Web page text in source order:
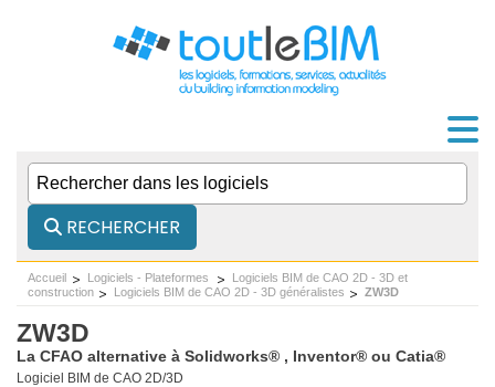
RECHERCHER
Accueil Logiciels - Plateformes
Logiciels BIM de CAO 2D - 3D et
construction
Logiciels BIM de CAO 2D - 3D généralistes ZW3D
ZW3D
La CFAO alternative à Solidworks® , Inventor® ou Catia®
Logiciel BIM de CAO 2D/3D